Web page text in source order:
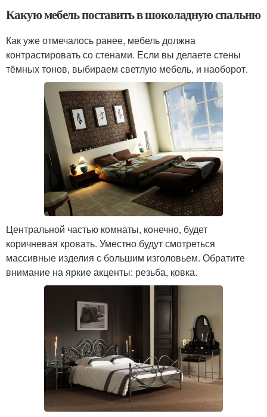
Какую мебель поставить в шоколадную спальню
Как уже отмечалось ранее, мебель должна
контрастировать со стенами. Если вы делаете стены
тёмных тонов, выбираем светлую мебель, и наоборот.
Центральной частью комнаты, конечно, будет
коричневая кровать. Уместно будут смотреться
массивные изделия с большим изголовьем. Обратите
внимание на яркие акценты: резьба, ковка.